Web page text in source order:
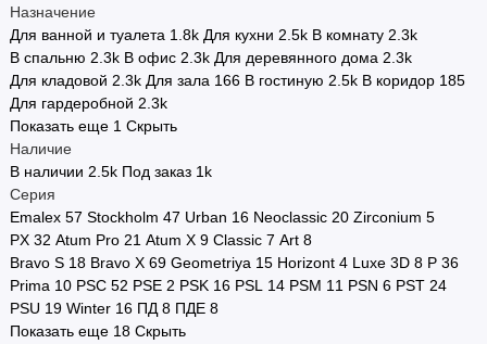
Назначение
Для ванной и туалета 1.8k Для кухни 2.5k В комнату 2.3k
В спальню 2.3k В офис 2.3k Для деревянного дома 2.3k
Для кладовой 2.3k Для зала 166 В гостиную 2.5k В коридор 185
Для гардеробной 2.3k
Показать еще 1 Скрыть
Наличие
В наличии 2.5k Под заказ 1k
Серия
Emalex 57 Stockholm 47 Urban 16 Neoclassic 20 Zirconium 5
PX 32 Atum Pro 21 Atum X 9 Classic 7 Art 8
Bravo S 18 Bravo X 69 Geometriya 15 Horizont 4 Luxe 3D 8 P 36
Prima 10 PSC 52 PSE 2 PSK 16 PSL 14 PSM 11 PSN 6 PST 24
PSU 19 Winter 16 ПД 8 ПДЕ 8
Показать еще 18 Скрыть